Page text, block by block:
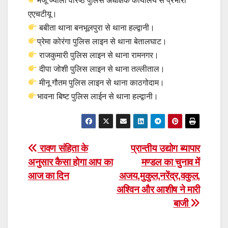
एएचटीयू।
बबीता थाना बनभूलपुरा से थाना हल्द्वानी।
प्रेमा कोरंगा पुलिस लाइन से थाना बेतालघाट।
राजकुमारी पुलिस लाइन से थाना रामनगर।
दीपा जोशी पुलिस लाइन से थाना तल्लीताल।
मीनू गौतम पुलिस लाइन से थाना काठगोदाम।
भावना बिष्ट पुलिस लाईन से थाना हल्द्वानी।
Post
navigation
प्रान्तीय उद्योग ब्यापार
मण्डल का चुनाव में
अजय,मुकुल,नरेंद्र,वकुल,
अश्विन और आशीष ने मारी
बाजी
रावण संहिता के
अनुसार कैसा होगा आप का
आज का दिन